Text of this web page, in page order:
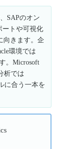
、SAPのオン
ートや可視化
向きます。企
環境では
。Microsoft
析では
に合う一本を